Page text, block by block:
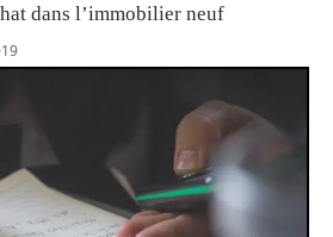
dans l’immobilier neuf